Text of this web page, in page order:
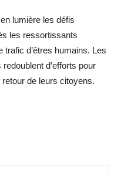
lumière les défis
les ressortissants
trafic d’êtres humains. Les
d’efforts pour
de leurs citoyens.